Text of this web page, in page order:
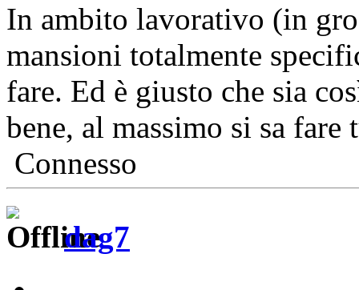
In ambito lavorativo (in
mansioni totalmente
fare. Ed è giusto che sia
bene, al massimo si sa fare
Connesso
dag7